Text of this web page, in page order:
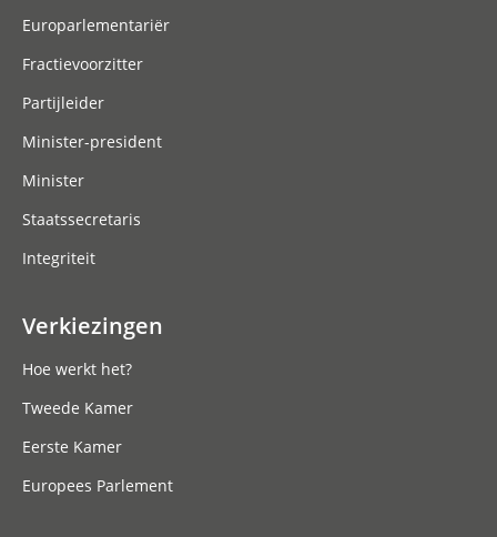
Europarlementariër
Fractievoorzitter
Partijleider
Minister-president
Minister
Staatssecretaris
Integriteit
Verkiezingen
Hoe werkt het?
Tweede Kamer
Eerste Kamer
Europees Parlement